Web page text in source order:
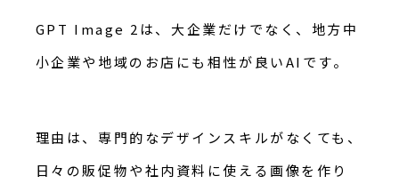
GPT Image 2は、大企業だけでなく、地方中
小企業や地域のお店にも相性が良いAIです。
理由は、専門的なデザインスキルがなくても、
日々の販促物や社内資料に使える画像を作り